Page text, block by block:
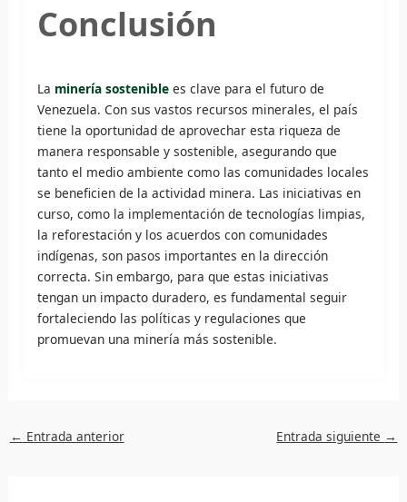
Conclusión
La minería sosteniblees clave para el futuro de
Venezuela. Con sus vastos recursos minerales, el país
tiene la oportunidad de aprovechar esta riqueza de
manera responsable y sostenible, asegurando que
tanto el medio ambiente como las comunidades locales
se beneficien de la actividad minera. Las iniciativas en
curso, como la implementación de tecnologías limpias,
la reforestación y los acuerdos con comunidades
indígenas, son pasos importantes en la dirección
correcta. Sin embargo, para que estas iniciativas
tengan un impacto duradero, es fundamental seguir
fortaleciendo las políticas y regulaciones que
promuevan una minería más sostenible.
← Entrada anterior Entrada siguiente →